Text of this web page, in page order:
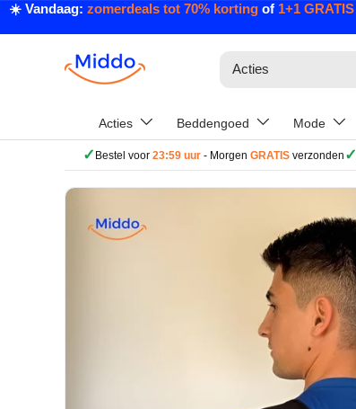
Ga naar inhoud
☀️ Vandaag: zomerdeals tot 70% korting of 1+1 GRATIS
Acties
Acties Beddengoed Mode
✓ Bestel voor 23:59 uur - Morgen GRATIS verzonden ✓
Ga direct naar productinformatie